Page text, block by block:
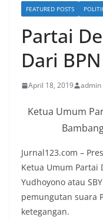
FEATURED POSTS
Partai
Dari BPN
April 18, 2019 admin
Ketua Umum
Jurnal123.com –
Ketua Umum Partai
Yudhoyono atau
pemungutan suara
ketegangan.